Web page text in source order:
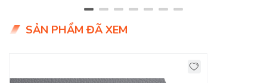
SẢN PHẨM ĐÃ XEM